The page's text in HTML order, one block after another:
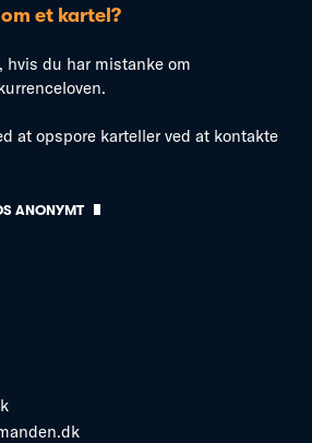
et kartel?
hvis du har mistanke om
at opspore karteller ved at kontakte
ANONYMT